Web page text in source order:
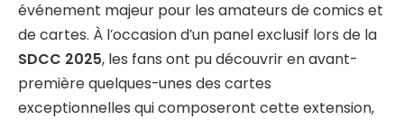
événement majeur pour les amateurs de comics et
de cartes. À l’occasion d’un panel exclusif lors de la
SDCC 2025, les fans ont pu découvrir en avant-
première quelques-unes des cartes
exceptionnelles qui composeront cette extension,